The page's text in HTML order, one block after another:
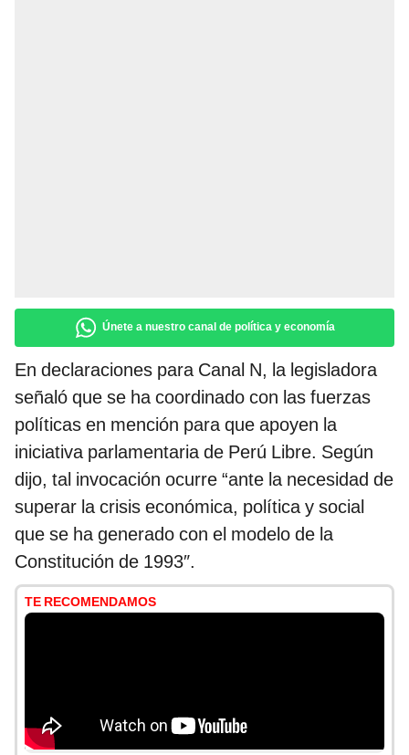
Únete a nuestro canal de política y economía
En declaraciones para Canal N, la legisladora
señaló que se ha coordinado con las fuerzas
políticas en mención para que apoyen la
iniciativa parlamentaria de Perú Libre. Según
dijo, tal invocación ocurre “ante la necesidad de
superar la crisis económica, política y social
que se ha generado con el modelo de la
Constitución de 1993″.
TE RECOMENDAMOS